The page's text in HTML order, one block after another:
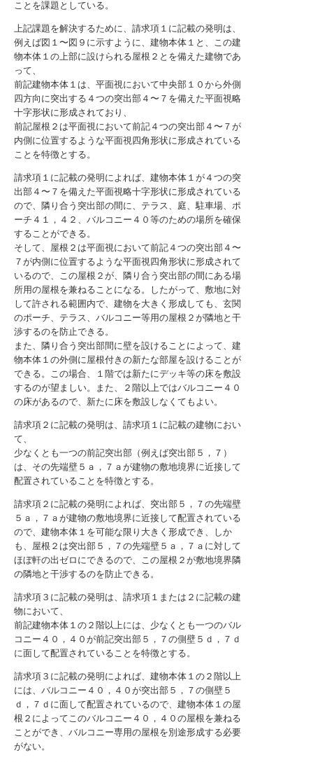
ことを課題としている。
上記課題を解決するために、請求項１に記載の発明は、
例えば図１〜図９に示すように、建物本体１と、この建
物本体１の上部に設けられる屋根２とを備えた建物であ
って、
前記建物本体１は、平面視において中央部１０から外側
四方向に突出する４つの突出部４〜７を備えた平面視略
十字形状に形成されており、
前記屋根２は平面視において前記４つの突出部４〜７が
内側に位置するような平面視四角形状に形成されている
ことを特徴とする。
請求項１に記載の発明によれば、建物本体１が４つの突
出部４〜７を備えた平面視略十字形状に形成されている
ので、隣り合う突出部の間に、テラス、庭、駐車場、ポ
ーチ４１，４２、バルコニー４０等のための場所を確保
することができる。
そして、屋根２は平面視において前記４つの突出部４〜
７が内側に位置するような平面視四角形状に形成されて
いるので、この屋根２が、隣り合う突出部の間にある場
所用の屋根を兼ねることになる。したがって、敷地に対
して許される範囲内で、建物を大きく形成しても、玄関
のポーチ、テラス、バルコニー等用の屋根２が隣地と干
渉するのを防止できる。
また、隣り合う突出部間に壁を設けることによって、建
物本体１の外側に屋根付きの新たな部屋を設けることが
できる。この場合、１階では新たにデッキ等の床を敷設
するのが望ましい。また、２階以上ではバルコニー４０
の床があるので、新たに床を敷設しなくてもよい。
請求項２に記載の発明は、請求項１に記載の建物におい
て、
少なくとも一つの前記突出部（例えば突出部５，７）
は、その先端壁５ａ，７ａが建物の敷地境界に近接して
配置されていることを特徴とする。
請求項２に記載の発明によれば、突出部５，７の先端壁
５ａ，７ａが建物の敷地境界に近接して配置されている
ので、建物本体１を可能な限り大きく形成でき、しか
も、屋根２は突出部５，７の先端壁５ａ，７ａに対して
ほぼ軒の出ゼロにできるので、この屋根２が敷地境界隣
の隣地と干渉するのを防止できる。
請求項３に記載の発明は、請求項１または２に記載の建
物において、
前記建物本体１の２階以上には、少なくとも一つのバル
コニー４０，４０が前記突出部５，７の側壁５ｄ，７ｄ
に面して配置されていることを特徴とする。
請求項３に記載の発明によれば、建物本体１の２階以上
には、バルコニー４０，４０が突出部５，７の側壁５
ｄ，７ｄに面して配置されているので、建物本体１の屋
根２によってこのバルコニー４０，４０の屋根を兼ねる
ことができ、バルコニー専用の屋根を別途形成する必要
がない。